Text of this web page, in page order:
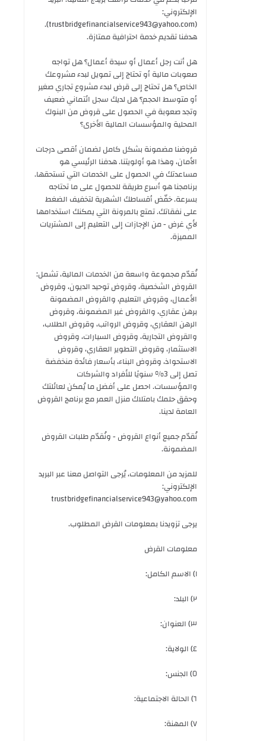
الإلكتروني:
(trustbridgefinancialservice943@yahoo.com).
هدفنا تقديم خدمة احترافية ممتازة.
هل أنت رجل أعمال أو سيدة أعمال؟ هل تواجه
صعوبات مالية أو تحتاج إلى تمويل لبدء مشروعك
الخاص؟ هل تحتاج إلى قرض لبدء مشروع تجاري صغير
أو متوسط ​​الحجم؟ هل لديك سجل ائتماني ضعيف
وتجد صعوبة في الحصول على قروض من البنوك
المحلية والمؤسسات المالية الأخرى؟
قروضنا مضمونة بشكل كامل لضمان أقصى درجات
الأمان، وهذا هو أولويتنا. هدفنا الرئيسي هو
مساعدتك في الحصول على الخدمات التي تستحقها.
برنامجنا هو أسرع طريقة للحصول على ما تحتاجه
بسرعة. خفّض أقساطك الشهرية لتخفيف الضغط
على نفقاتك. تمتع بالمرونة التي يمكنك استخدامها
لأي غرض - من الإجازات إلى التعليم إلى المشتريات
المميزة.
نُقدّم مجموعة واسعة من الخدمات المالية، تشمل:
القروض الشخصية، وقروض توحيد الديون، وقروض
الأعمال، وقروض التعليم، والقروض المضمونة
برهن عقاري، والقروض غير المضمونة، وقروض
الرهن العقاري، وقروض الرواتب، وقروض الطلاب،
والقروض التجارية، وقروض السيارات، وقروض
الاستثمار، وقروض التطوير العقاري، وقروض
الاستحواذ، وقروض البناء، بأسعار فائدة منخفضة
تصل إلى 3% سنويًا للأفراد والشركات
والمؤسسات. احصل على أفضل ما يُمكن لعائلتك
وحقق حلمك بامتلاك منزل العمر مع برنامج القروض
العامة لدينا.
نُقدّم جميع أنواع القروض - ونُقدّم طلبات القروض
المضمونة.
للمزيد من المعلومات، يُرجى التواصل معنا عبر البريد
الإلكتروني:
trustbridgefinancialservice943@yahoo.com
يرجى تزويدنا بمعلومات القرض المطلوب.
معلومات القرض
١) الاسم الكامل:
٢) البلد:
٣) العنوان:
٤) الولاية:
٥) الجنس:
٦) الحالة الاجتماعية:
٧) المهنة: